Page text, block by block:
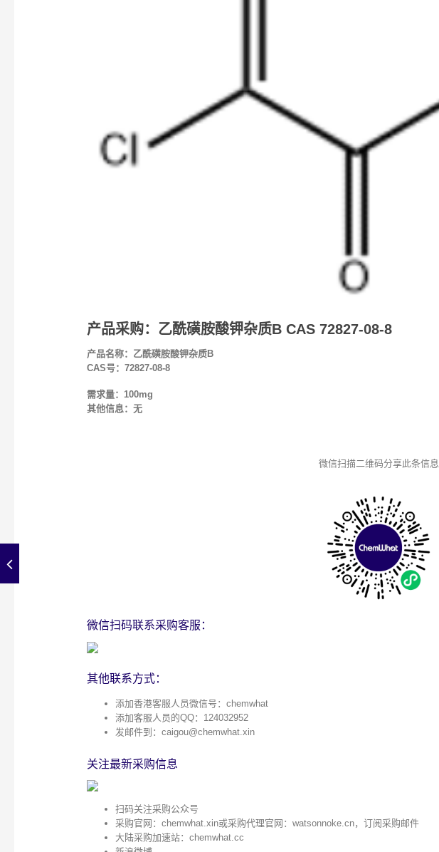
产品采购：乙酰磺胺酸钾杂质B CAS 72827-08-8
产品名称：乙酰磺胺酸钾杂质B
CAS号：72827-08-8
需求量：100mg
其他信息：无
微信扫描二维码分享此条信息
微信扫码联系采购客服：
其他联系方式：
添加香港客服人员微信号：chemwhat
添加客服人员的QQ：124032952
发邮件到： caigou@chemwhat.xin
关注最新采购信息
扫码关注采购公众号
采购官网： chemwhat.xin或采购代理官网： watsonnoke.cn，订阅采购邮件
大陆采购加速站： chemwhat.cc